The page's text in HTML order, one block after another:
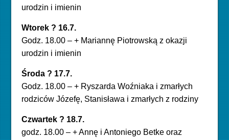
urodzin i imienin
Wtorek ? 16.7.
Godz. 18.00 – + Mariannę Piotrowską z okazji
urodzin i imienin
Środa ? 17.7.
Godz. 18.00 – + Ryszarda Woźniaka i zmarłych
rodziców Józefę, Stanisława i zmarłych z rodziny
Czwartek ? 18.7.
godz. 18.00 – + Annę i Antoniego Betke oraz